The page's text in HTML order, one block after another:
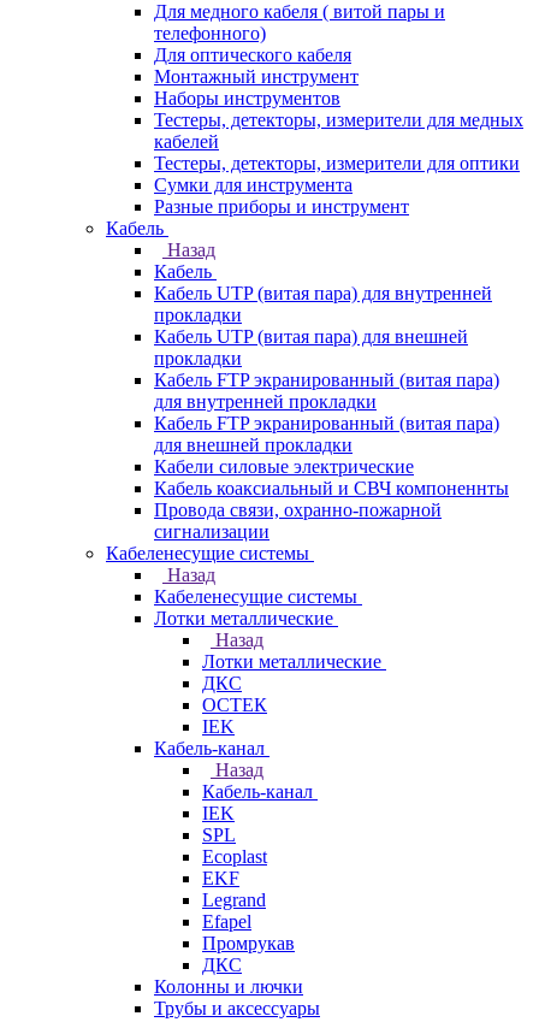
Для медного кабеля ( витой пары и
телефонного)
Для оптического кабеля
Монтажный инструмент
Наборы инструментов
Тестеры, детекторы, измерители для медных
кабелей
Тестеры, детекторы, измерители для оптики
Сумки для инструмента
Разные приборы и инструмент
Кабель
Назад
Кабель
Кабель UTP (витая пара) для внутренней
прокладки
Кабель UTP (витая пара) для внешней
прокладки
Кабель FTP экранированный (витая пара)
для внутренней прокладки
Кабель FTP экранированный (витая пара)
для внешней прокладки
Кабели силовые электрические
Кабель коаксиальный и СВЧ компоненнты
Провода связи, охранно-пожарной
сигнализации
Кабеленесущие системы
Назад
Кабеленесущие системы
Лотки металлические
Назад
Лотки металлические
ДКС
ОСТЕК
IEK
Кабель-канал
Назад
Кабель-канал
IEK
SPL
Ecoplast
EKF
Legrand
Efapel
Промрукав
ДКС
Колонны и лючки
Трубы и аксессуары